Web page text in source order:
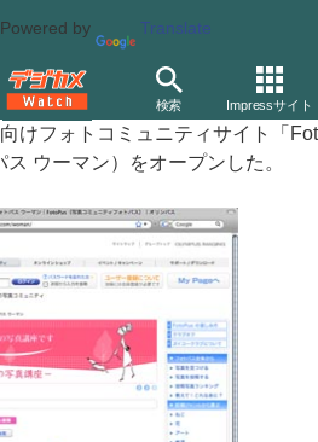
Powered by Translate
検索 Impressサイト
ト「FotoPus Woman」をオープン
けフォトコミュニティサイト「Fot
ウーマン）をオープンした。